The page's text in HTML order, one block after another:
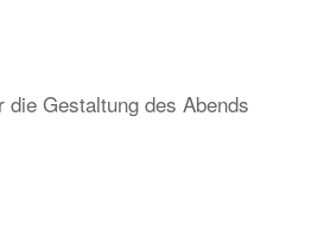
Gestaltung des Abends